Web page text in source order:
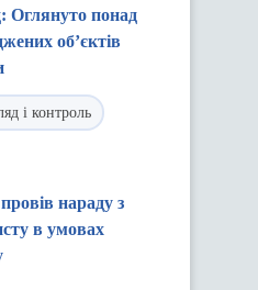
Оглянуто понад
об’єктів
і контроль
нараду з
в умовах